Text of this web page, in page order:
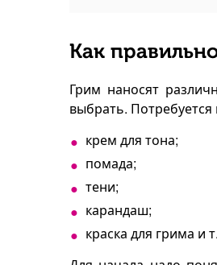
Как
Грим наносят
выбрать. Потребуется
крем для тона;
помада;
тени;
карандаш;
краска для грима и